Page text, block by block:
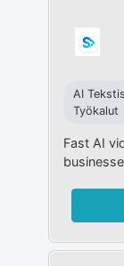
AI
Työkalut
Fast AI